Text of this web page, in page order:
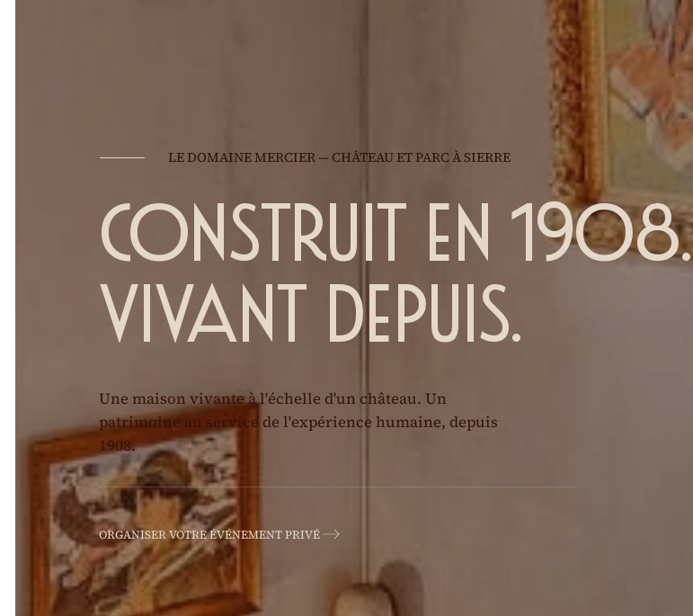
LE DOMAINE MERCIER — CHÂTEAU ET PARC À SIERRE
Construit en 1908.
Vivant depuis.
Une maison vivante à l'échelle d'un château. Un
patrimoine au service de l'expérience humaine, depuis
1908.
ORGANISER VOTRE ÉVÉNEMENT PRIVÉ